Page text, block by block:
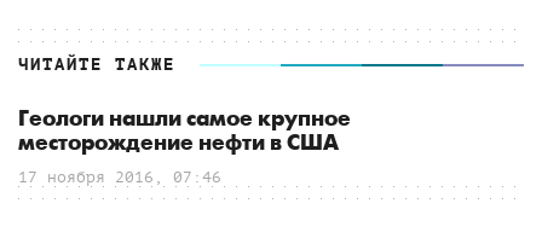
ЧИТАЙТЕ ТАКЖЕ
Геологи нашли самое крупное
месторождение нефти в США
17 ноября 2016, 07:46